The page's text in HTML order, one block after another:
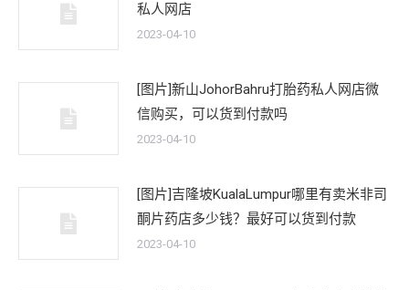
私人网店
2023-04-10
[图片]新山JohorBahru打胎药私人网店微
信购买，可以货到付款吗
2023-04-10
[图片]吉隆坡KualaLumpur哪里有卖米非司
酮片药店多少钱？最好可以货到付款
2023-04-10